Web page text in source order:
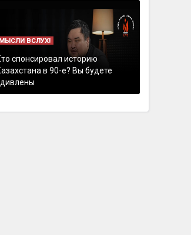
МЫСЛИ ВСЛУХ!
спонсировал историю
в 90-е? Вы будете